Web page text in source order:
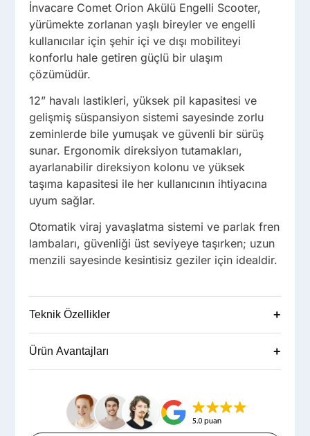
İnvacare Comet Orion Akülü Engelli Scooter,
yürümekte zorlanan yaşlı bireyler ve engelli
kullanıcılar için şehir içi ve dışı mobiliteyi
konforlu hale getiren güçlü bir ulaşım
çözümüdür.
12” havalı lastikleri, yüksek pil kapasitesi ve
gelişmiş süspansiyon sistemi sayesinde zorlu
zeminlerde bile yumuşak ve güvenli bir sürüş
sunar. Ergonomik direksiyon tutamakları,
ayarlanabilir direksiyon kolonu ve yüksek
taşıma kapasitesi ile her kullanıcının ihtiyacına
uyum sağlar.
Otomatik viraj yavaşlatma sistemi ve parlak fren
lambaları, güvenliği üst seviyeye taşırken; uzun
menzili sayesinde kesintisiz geziler için idealdir.
Teknik Özellikler +
Ürün Avantajları +